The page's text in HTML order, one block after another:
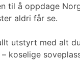
til å oppdage
aldri får se.
utstyrt med alt
koselige